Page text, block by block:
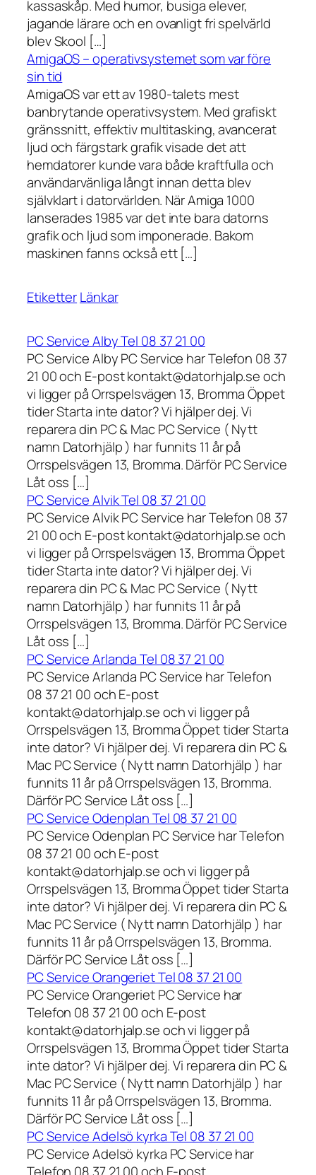
kassaskåp. Med humor, busiga elever,
jagande lärare och en ovanligt fri spelvärld
blev Skool […]
AmigaOS – operativsystemet som var före
sin tid
AmigaOS var ett av 1980-talets mest
banbrytande operativsystem. Med grafiskt
gränssnitt, effektiv multitasking, avancerat
ljud och färgstark grafik visade det att
hemdatorer kunde vara både kraftfulla och
användarvänliga långt innan detta blev
självklart i datorvärlden. När Amiga 1000
lanserades 1985 var det inte bara datorns
grafik och ljud som imponerade. Bakom
maskinen fanns också ett […]
EtiketterLänkar
PC Service Alby Tel 08 37 21 00
PC Service Alby PC Service har Telefon 08 37
21 00 och E-post kontakt@datorhjalp.se och
vi ligger på Orrspelsvägen 13, Bromma Öppet
tider Starta inte dator? Vi hjälper dej. Vi
reparera din PC & Mac PC Service ( Nytt
namn Datorhjälp ) har funnits 11 år på
Orrspelsvägen 13, Bromma. Därför PC Service
Låt oss […]
PC Service Alvik Tel 08 37 21 00
PC Service Alvik PC Service har Telefon 08 37
21 00 och E-post kontakt@datorhjalp.se och
vi ligger på Orrspelsvägen 13, Bromma Öppet
tider Starta inte dator? Vi hjälper dej. Vi
reparera din PC & Mac PC Service ( Nytt
namn Datorhjälp ) har funnits 11 år på
Orrspelsvägen 13, Bromma. Därför PC Service
Låt oss […]
PC Service Arlanda Tel 08 37 21 00
PC Service Arlanda PC Service har Telefon
08 37 21 00 och E-post
kontakt@datorhjalp.se och vi ligger på
Orrspelsvägen 13, Bromma Öppet tider Starta
inte dator? Vi hjälper dej. Vi reparera din PC &
Mac PC Service ( Nytt namn Datorhjälp ) har
funnits 11 år på Orrspelsvägen 13, Bromma.
Därför PC Service Låt oss […]
PC Service Odenplan Tel 08 37 21 00
PC Service Odenplan PC Service har Telefon
08 37 21 00 och E-post
kontakt@datorhjalp.se och vi ligger på
Orrspelsvägen 13, Bromma Öppet tider Starta
inte dator? Vi hjälper dej. Vi reparera din PC &
Mac PC Service ( Nytt namn Datorhjälp ) har
funnits 11 år på Orrspelsvägen 13, Bromma.
Därför PC Service Låt oss […]
PC Service Orangeriet Tel 08 37 21 00
PC Service Orangeriet PC Service har
Telefon 08 37 21 00 och E-post
kontakt@datorhjalp.se och vi ligger på
Orrspelsvägen 13, Bromma Öppet tider Starta
inte dator? Vi hjälper dej. Vi reparera din PC &
Mac PC Service ( Nytt namn Datorhjälp ) har
funnits 11 år på Orrspelsvägen 13, Bromma.
Därför PC Service Låt oss […]
PC Service Adelsö kyrka Tel 08 37 21 00
PC Service Adelsö kyrka PC Service har